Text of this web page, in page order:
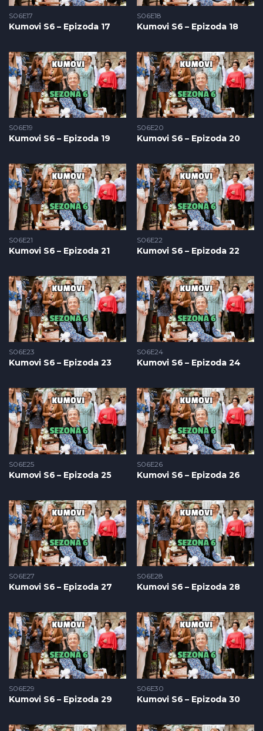
S06E17
Kumovi S6 – Epizoda 17
S06E18
Kumovi S6 – Epizoda 18
S06E19
Kumovi S6 – Epizoda 19
S06E20
Kumovi S6 – Epizoda 20
S06E21
Kumovi S6 – Epizoda 21
S06E22
Kumovi S6 – Epizoda 22
S06E23
Kumovi S6 – Epizoda 23
S06E24
Kumovi S6 – Epizoda 24
S06E25
Kumovi S6 – Epizoda 25
S06E26
Kumovi S6 – Epizoda 26
S06E27
Kumovi S6 – Epizoda 27
S06E28
Kumovi S6 – Epizoda 28
S06E29
Kumovi S6 – Epizoda 29
S06E30
Kumovi S6 – Epizoda 30